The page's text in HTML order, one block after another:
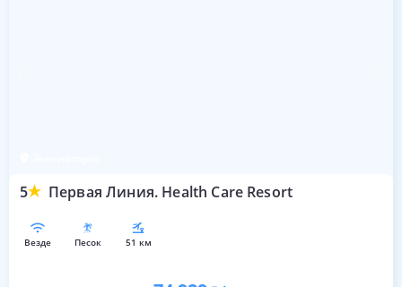
5 Первая Линия. Health Care Resort
везде песок 51 км